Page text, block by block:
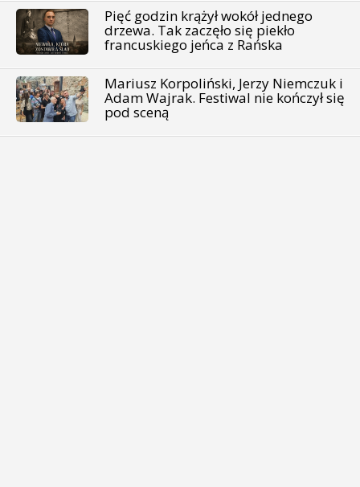
Pięć godzin krążył wokół jednego
drzewa. Tak zaczęło się piekło
francuskiego jeńca z Rańska
Mariusz Korpoliński, Jerzy Niemczuk i
Adam Wajrak. Festiwal nie kończył się
pod sceną